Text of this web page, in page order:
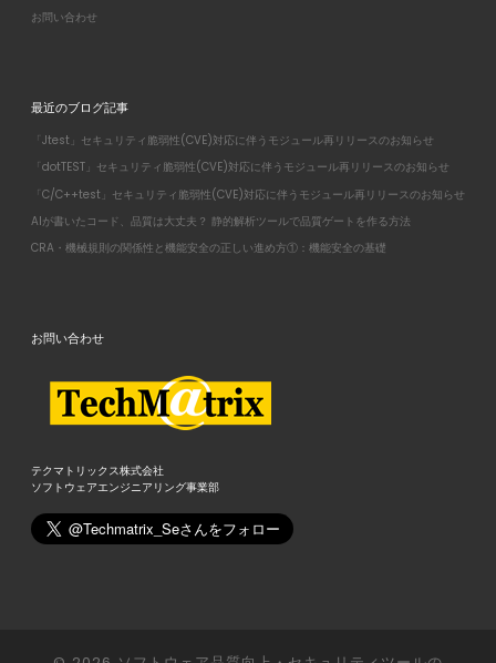
お問い合わせ
最近のブログ記事
「Jtest」セキュリティ脆弱性(CVE)対応に伴うモジュール再リリースのお知らせ
「dotTEST」セキュリティ脆弱性(CVE)対応に伴うモジュール再リリースのお知らせ
「C/C++test」セキュリティ脆弱性(CVE)対応に伴うモジュール再リリースのお知らせ
AIが書いたコード、品質は大丈夫？ 静的解析ツールで品質ゲートを作る方法
CRA・機械規則の関係性と機能安全の正しい進め方①：機能安全の基礎
お問い合わせ
テクマトリックス株式会社
ソフトウェアエンジニアリング事業部